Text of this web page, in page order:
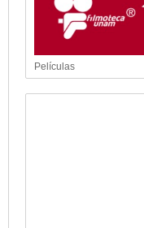
Películas